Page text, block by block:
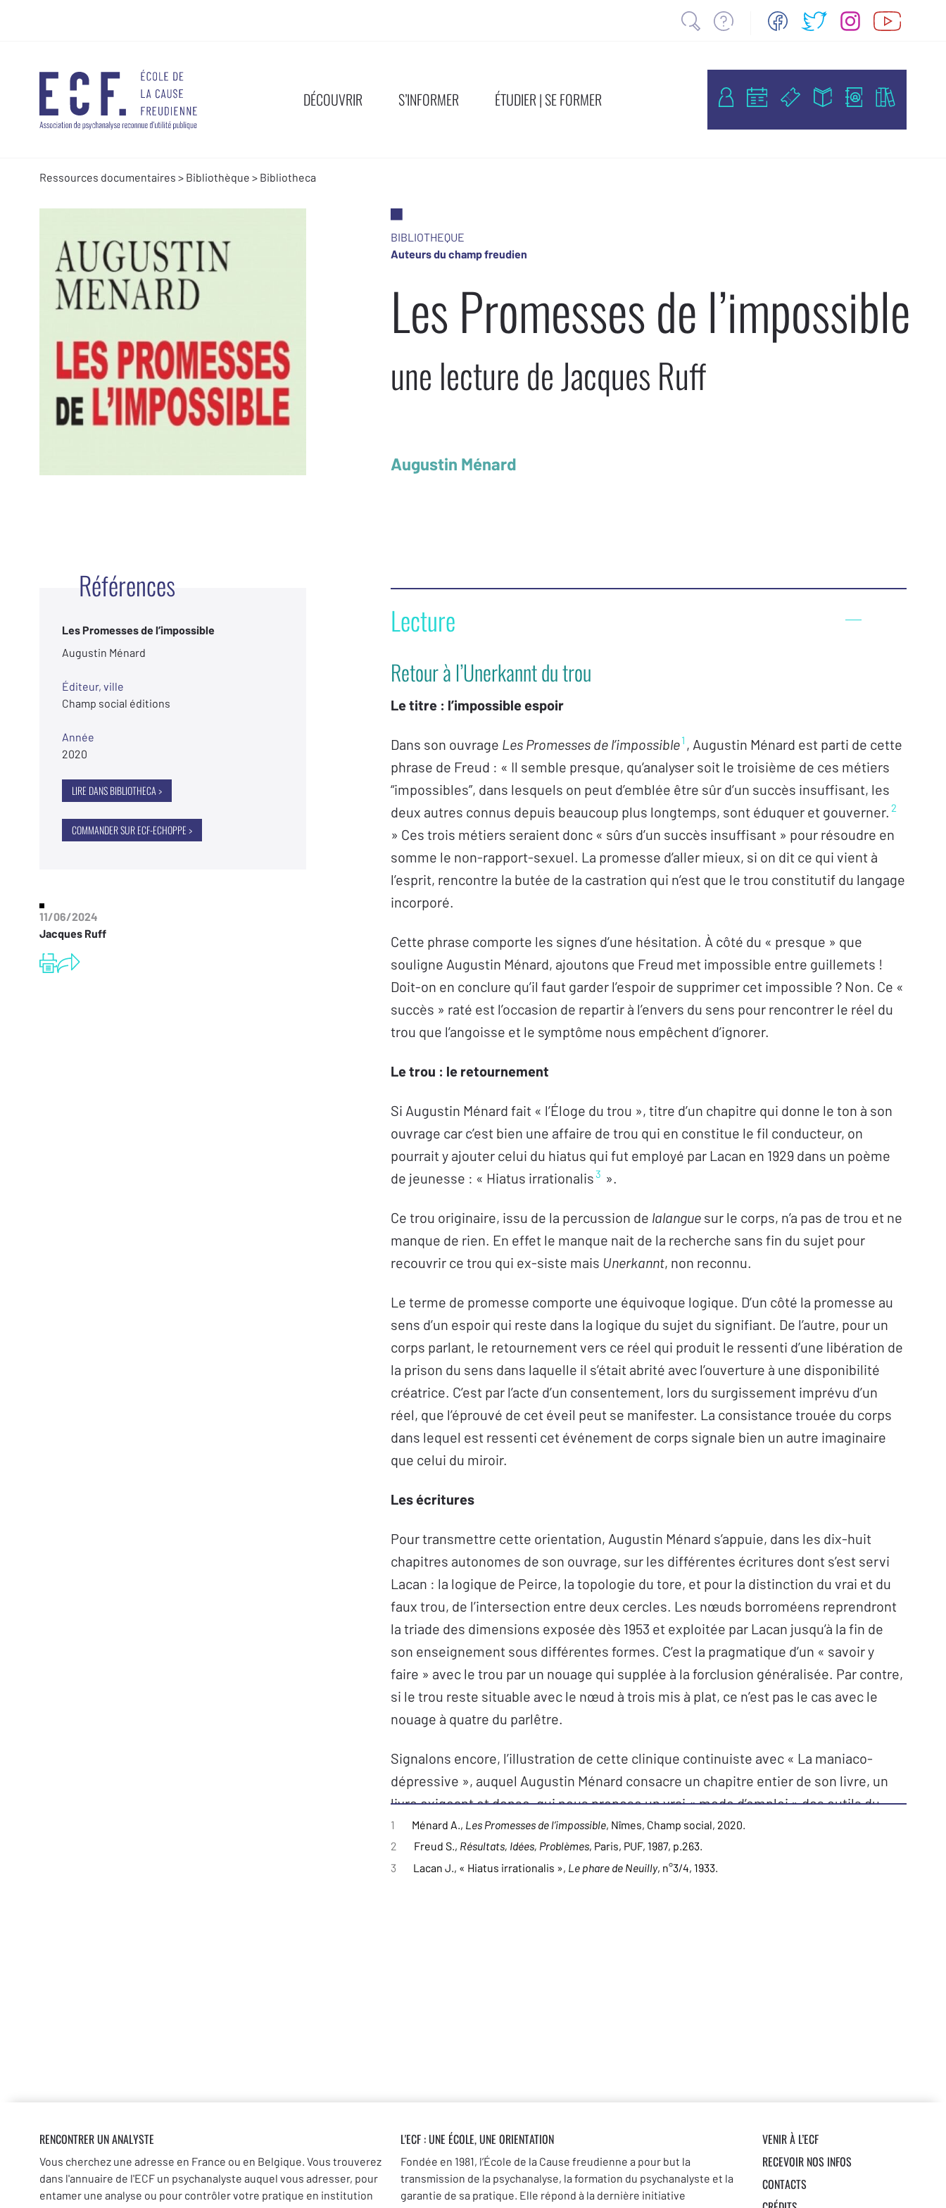
DÉCOUVRIR S’INFORMER ÉTUDIER | SE FORMER
Ressources documentaires > Bibliothèque > Bibliotheca
BIBLIOTHEQUE
Auteurs du champ freudien
Les Promesses de l’impossible
une lecture de Jacques Ruff
Augustin Ménard
Références
Les Promesses de l’impossible
Augustin Ménard
Éditeur, ville
Champ social éditions
Année
2020
LIRE DANS BIBLIOTHECA >
COMMANDER SUR ECF-ECHOPPE >
11/06/2024
Jacques Ruff
Lecture
Retour à l’Unerkannt du trou
Le titre : l’impossible espoir
Dans son ouvrage Les Promesses de l’impossible1 , Augustin Ménard est parti de cette
phrase de Freud : « Il semble presque, qu’analyser soit le troisième de ces métiers
“impossibles”, dans lesquels on peut d’emblée être sûr d’un succès insuffisant, les
deux autres connus depuis beaucoup plus longtemps, sont éduquer et gouverner. 2
» Ces trois métiers seraient donc « sûrs d’un succès insuffisant » pour résoudre en
somme le non-rapport-sexuel. La promesse d’aller mieux, si on dit ce qui vient à
l’esprit, rencontre la butée de la castration qui n’est que le trou constitutif du langage
incorporé.
Cette phrase comporte les signes d’une hésitation. À côté du « presque » que
souligne Augustin Ménard, ajoutons que Freud met impossible entre guillemets !
Doit-on en conclure qu’il faut garder l’espoir de supprimer cet impossible ? Non. Ce «
succès » raté est l’occasion de repartir à l’envers du sens pour rencontrer le réel du
trou que l’angoisse et le symptôme nous empêchent d’ignorer.
Le trou : le retournement
Si Augustin Ménard fait « l’Éloge du trou », titre d’un chapitre qui donne le ton à son
ouvrage car c’est bien une affaire de trou qui en constitue le fil conducteur, on
pourrait y ajouter celui du hiatus qui fut employé par Lacan en 1929 dans un poème
de jeunesse : « Hiatus irrationalis3 ».
Ce trou originaire, issu de la percussion de lalanguesur le corps, n’a pas de trou et ne
manque de rien. En effet le manque nait de la recherche sans fin du sujet pour
recouvrir ce trou qui ex-siste mais Unerkannt, non reconnu.
Le terme de promesse comporte une équivoque logique. D’un côté la promesse au
sens d’un espoir qui reste dans la logique du sujet du signifiant. De l’autre, pour un
corps parlant, le retournement vers ce réel qui produit le ressenti d’une libération de
la prison du sens dans laquelle il s’était abrité avec l’ouverture à une disponibilité
créatrice. C’est par l’acte d’un consentement, lors du surgissement imprévu d’un
réel, que l’éprouvé de cet éveil peut se manifester. La consistance trouée du corps
dans lequel est ressenti cet événement de corps signale bien un autre imaginaire
que celui du miroir.
Les écritures
Pour transmettre cette orientation, Augustin Ménard s’appuie, dans les dix-huit
chapitres autonomes de son ouvrage, sur les différentes écritures dont s’est servi
Lacan : la logique de Peirce, la topologie du tore, et pour la distinction du vrai et du
faux trou, de l’intersection entre deux cercles. Les nœuds borroméens reprendront
la triade des dimensions exposée dès 1953 et exploitée par Lacan jusqu’à la fin de
son enseignement sous différentes formes. C’est la pragmatique d’un « savoir y
faire » avec le trou par un nouage qui supplée à la forclusion généralisée. Par contre,
si le trou reste situable avec le nœud à trois mis à plat, ce n’est pas le cas avec le
nouage à quatre du parlêtre.
Signalons encore, l’illustration de cette clinique continuiste avec « La maniaco-
dépressive », auquel Augustin Ménard consacre un chapitre entier de son livre, un
livre exigeant et dense, qui nous propose un vrai « mode d’emploi » des outils du
dernier enseignement de Lacan.
1 Ménard A., Les Promesses de l’impossible, Nîmes, Champ social, 2020.
2
Freud S., Résultats, Idées, Problèmes, Paris, PUF, 1987, p.263.
3
Lacan J., « Hiatus irrationalis », Le phare de Neuilly, n°3/4, 1933.
RENCONTRER UN ANALYSTE
Vous cherchez une adresse en France ou en Belgique. Vous trouverez
dans l'annuaire de l'ECF un psychanalyste auquel vous adresser, pour
entamer une analyse ou pour contrôler votre pratique en institution
L'ECF : UNE ÉCOLE, UNE ORIENTATION
Fondée en 1981, l’École de la Cause freudienne a pour but la
transmission de la psychanalyse, la formation du psychanalyste et la
garantie de sa pratique. Elle répond à la dernière initiative
VENIR À L’ECF
RECEVOIR NOS INFOS
CONTACTS